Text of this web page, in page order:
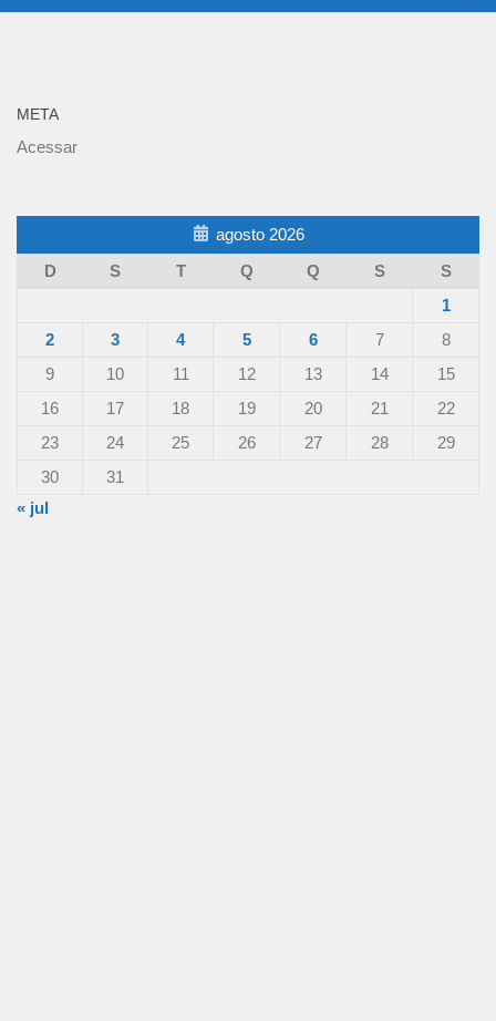
META
Acessar
agosto 2026
D
S T Q Q S
S
1
2
3 4 5 6 7
8
9
10 11 12 13 14
15
16
17 18 19 20 21
22
23
24 25 26 27 28
29
30
31
« jul